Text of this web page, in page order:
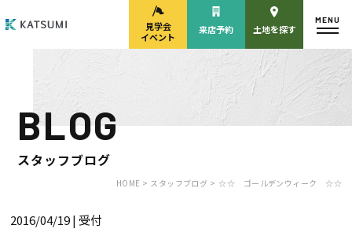
モデルハウス
来場予約
見学会・
来店予約
見学会
イベント
来店予約 土地を探す
MENU
BLOG
スタッフブログ
HOME > スタッフブログ > ☆☆ ゴールデンウィーク ☆☆
2016/04/19| 受付